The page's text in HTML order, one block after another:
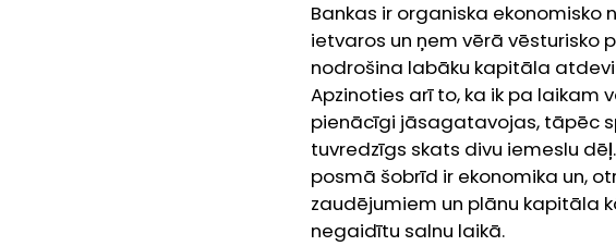
Bankas ir organiska ekonomisko
ietvaros un ņem vērā vēsturisko
nodrošina labāku kapitāla atdevi
Apzinoties arī to, ka ik pa laikam
pienācīgi jāsagatavojas, tāpēc
tuvredzīgs skats divu iemeslu
posmā šobrīd ir ekonomika un,
zaudējumiem un plānu kapitāla
negaidītu salnu laikā.